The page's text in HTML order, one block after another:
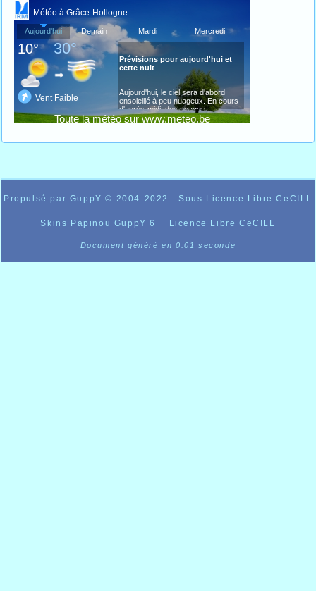
Propulsé par GuppY© 2004-2022 Sous Licence Libre CeCILL
Skins Papinou GuppY 6 Licence Libre CeCILL
Document généré en 0.01 seconde